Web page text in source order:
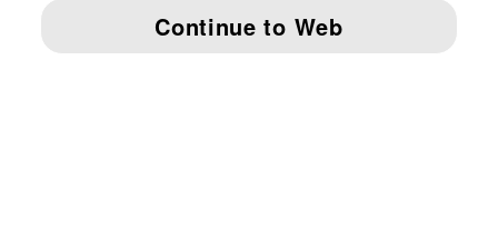
IMPRINT AND LEGAL DATA